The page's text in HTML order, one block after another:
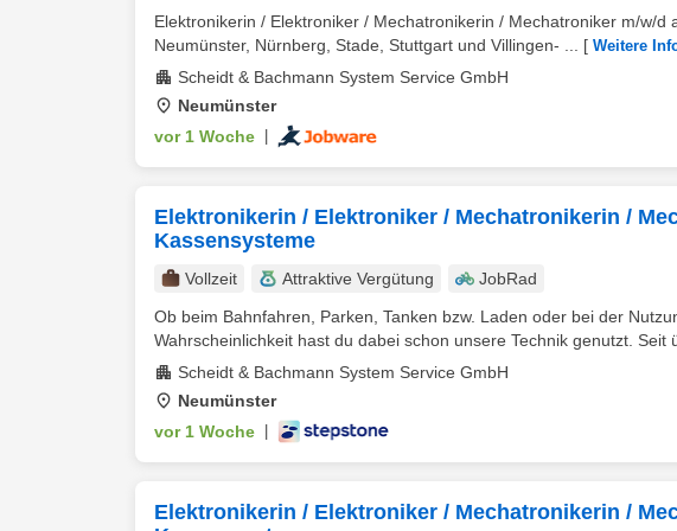
Elektronikerin / Elektroniker / Mechatronikerin / Mechatroniker m/w/d
Neumünster, Nürnberg, Stade, Stuttgart und Villingen- ...
[ Weitere
Scheidt & Bachmann System Service GmbH
Neumünster
vor 1 Woche
Elektronikerin / Elektroniker / Mechatronikerin /
Kassensysteme
Vollzeit Attraktive Vergütung
JobRad
Ob beim Bahnfahren, Parken, Tanken bzw. Laden oder bei der
Wahrscheinlichkeit hast du dabei schon unsere Technik genutzt. Seit
Scheidt & Bachmann System Service GmbH
Neumünster
vor 1 Woche
Elektronikerin / Elektroniker / Mechatronikerin /